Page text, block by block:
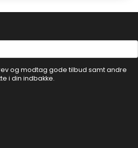
og modtag gode tilbud samt andre
i din indbakke.